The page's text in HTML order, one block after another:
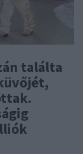
találta